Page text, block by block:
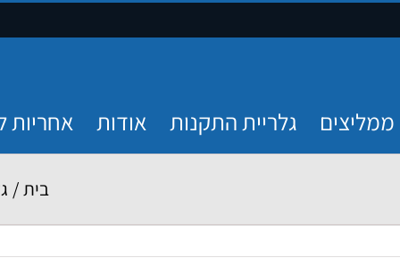
ממליצים גלריית התקנות אודות אחריות
בית/